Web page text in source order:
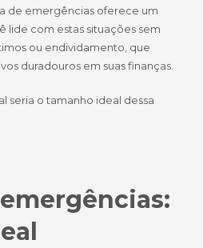
de emergências oferece um
com estas situações sem
ou endividamento, que
duradouros em suas finanças.
seria o tamanho ideal dessa